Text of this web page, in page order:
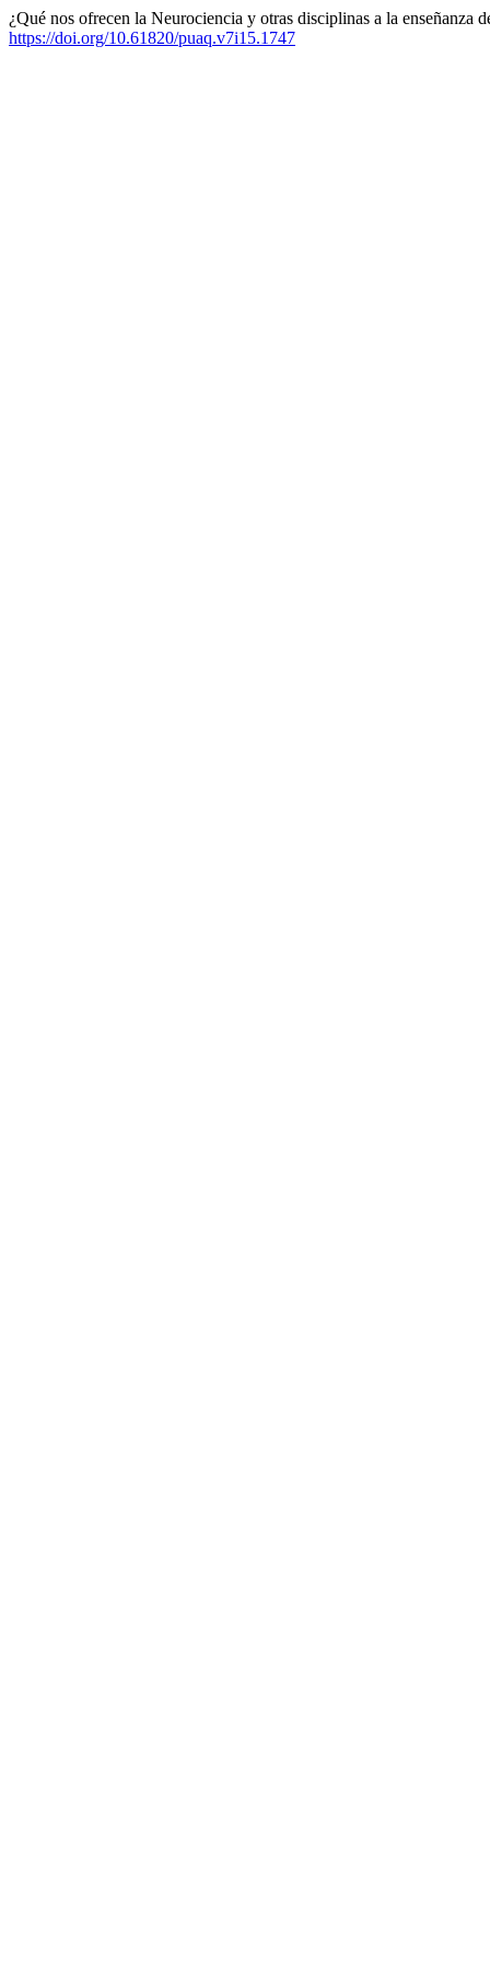
¿Qué nos ofrecen la Neurociencia y otras disciplinas a la enseñanza
https://doi.org/10.61820/puaq.v7i15.1747